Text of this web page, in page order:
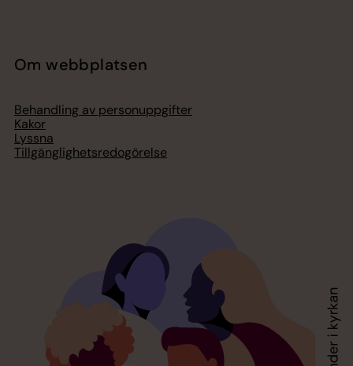
Om webbplatsen
Behandling av personuppgifter
Kakor
Lyssna
Tillgänglighetsredogörelse